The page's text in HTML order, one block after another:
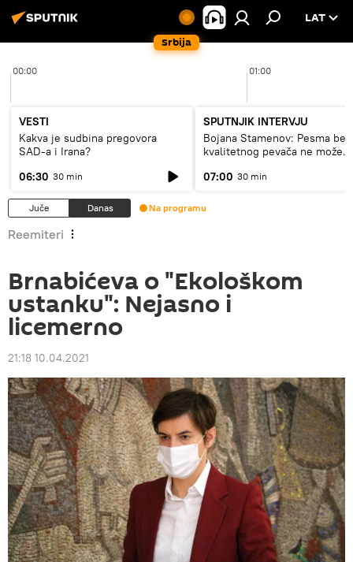
Srbija
LAT
00:00 01:00
VESTI
Kakva je sudbina pregovora
SAD-a i Irana?
06:30 30 min
SPUTNJIK INTERVJU
Bojana Stamenov: Pesma bez
kvalitetnog pevača ne može
07:00 30 min
Juče Danas Na programu
Reemiteri
Brnabićeva o "Ekološkom
ustanku": Nejasno i
licemerno
21:18 10.04.2021